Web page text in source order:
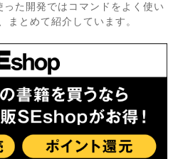
た開発ではコマンドをよく使い
まとめて紹介しています。